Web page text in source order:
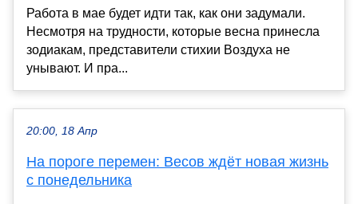
Работа в мае будет идти так, как они задумали.
Несмотря на трудности, которые весна принесла
зодиакам, представители стихии Воздуха не
унывают. И пра...
20:00, 18 Апр
На пороге перемен: Весов ждёт новая жизнь
с понедельника